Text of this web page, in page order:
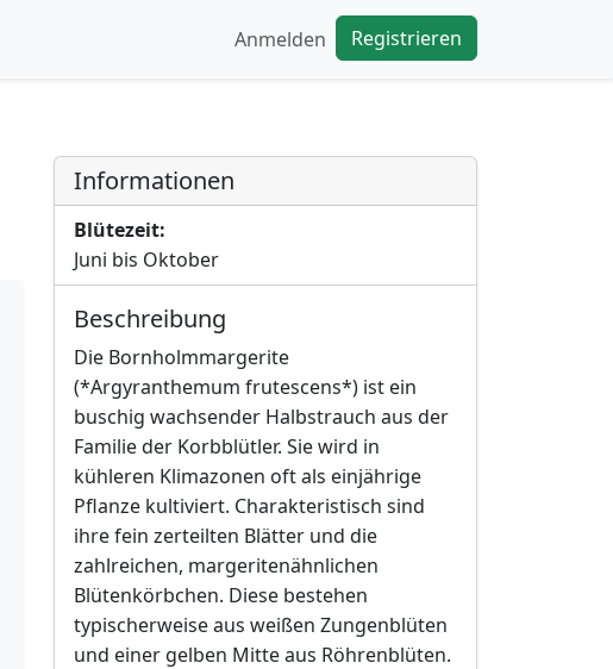
Anmelden Registrieren
Informationen
Blütezeit:
Juni bis Oktober
Beschreibung
Die Bornholmmargerite
(*Argyranthemum frutescens*) ist ein
buschig wachsender Halbstrauch aus der
Familie der Korbblütler. Sie wird in
kühleren Klimazonen oft als einjährige
Pflanze kultiviert. Charakteristisch sind
ihre fein zerteilten Blätter und die
zahlreichen, margeritenähnlichen
Blütenkörbchen. Diese bestehen
typischerweise aus weißen Zungenblüten
und einer gelben Mitte aus Röhrenblüten.